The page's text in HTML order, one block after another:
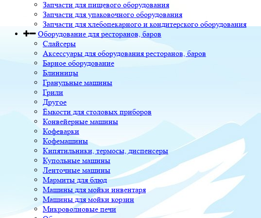
Запчасти для пищевого оборудования
Запчасти для упаковочного оборудования
Запчасти для хлебопекарного и кондитерского оборудования
Оборудование для ресторанов, баров
Слайсеры
Аксессуары для оборудования ресторанов, баров
Барное оборудование
Блинницы
Гранульные машины
Грили
Другое
Ёмкости для столовых приборов
Конвейерные машины
Кофеварки
Кофемашины
Кипятильники, термосы, диспенсеры
Купольные машины
Ленточные машины
Мармиты для блюд
Машины для мойки инвентаря
Машины для мойки корзин
Микроволновые печи